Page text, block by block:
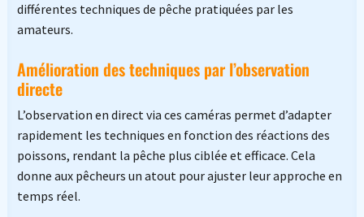
différentes techniques de pêche pratiquées par les
amateurs.
Amélioration des techniques par l’observation
directe
L’observation en direct via ces caméras permet d’adapter
rapidement les techniques en fonction des réactions des
poissons, rendant la pêche plus ciblée et efficace. Cela
donne aux pêcheurs un atout pour ajuster leur approche en
temps réel.